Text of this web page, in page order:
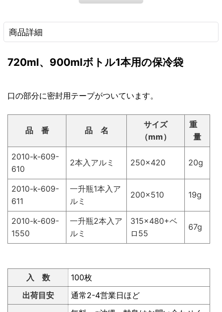
商品詳細
720ml、900mlボトル1本用の保冷袋
口の部分に密封用テープがついています。
品 番 品 名
サイズ
（mm）
重
量
2010-k-609-
610
2本入アルミ 250×420 20g
2010-k-609-
611
一升瓶1本入ア
ルミ
200×510 19g
2010-k-609-
1550
一升瓶2本入ア
ルミ
315×480+ベ
ロ55
67g
入 数
100枚
出荷目安
通常2-4営業日ほど